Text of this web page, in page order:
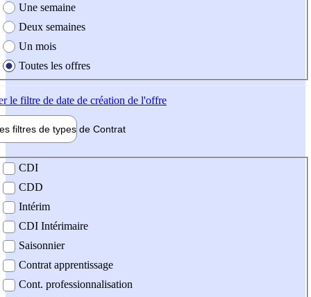
Une semaine
Deux semaines
Un mois
Toutes les offres
le filtre de date de création de l'offre
filtres de types de Contrat
contrat
CDI
CDD
Intérim
CDI Intérimaire
Saisonnier
Contrat apprentissage
Cont. professionnalisation